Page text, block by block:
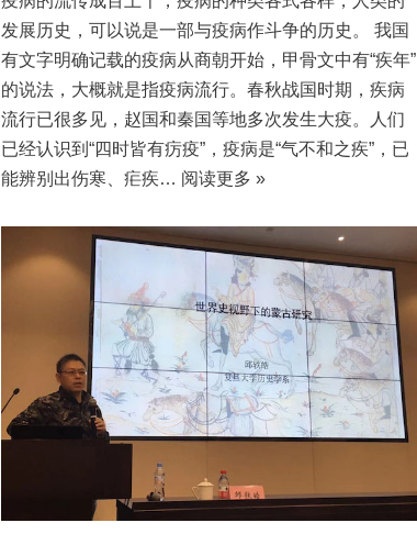
发展历史，可以说是一部与疫病作斗争的历史。 我国
有文字明确记载的疫病从商朝开始，甲骨文中有“疾年”
的说法，大概就是指疫病流行。春秋战国时期，疾病
流行已很多见，赵国和秦国等地多次发生大疫。人们
已经认识到“四时皆有疠疫”，疫病是“气不和之疾”，已
能辨别出伤寒、疟疾… 阅读更多 »